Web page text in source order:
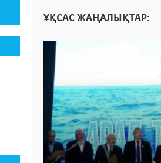
ҰҚСАС ЖАҢАЛЫҚТАР: